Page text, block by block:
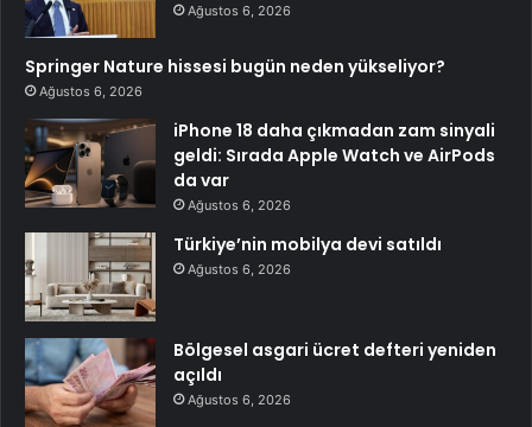
Ağustos 6, 2026
Springer Nature hissesi bugün neden yükseliyor?
Ağustos 6, 2026
iPhone 18 daha çıkmadan zam sinyali
geldi: Sırada Apple Watch ve AirPods
da var
Ağustos 6, 2026
Türkiye’nin mobilya devi satıldı
Ağustos 6, 2026
Bölgesel asgari ücret defteri yeniden
açıldı
Ağustos 6, 2026